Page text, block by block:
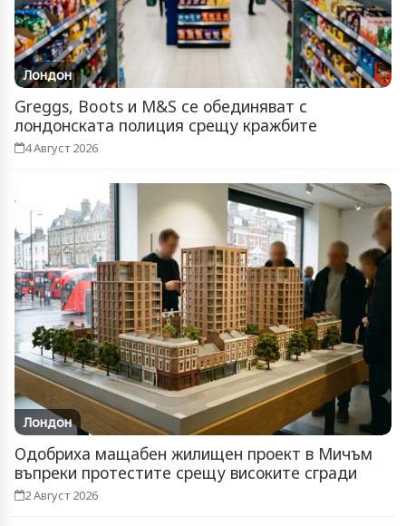
Лондон
Greggs, Boots и M&S се обединяват с
лондонската полиция срещу кражбите
4 Август 2026
Лондон
Одобриха мащабен жилищен проект в Мичъм
въпреки протестите срещу високите сгради
2 Август 2026